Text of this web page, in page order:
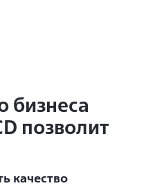
качество
бизнеса
позволит